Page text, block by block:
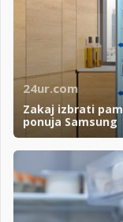
24ur.com
Zakaj izbrati
ponuja Samsung